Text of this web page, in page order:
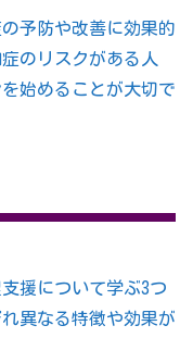
予防や改善に効果的
のリスクがある人
始めることが大切で
援について学ぶ3つ
異なる特徴や効果が